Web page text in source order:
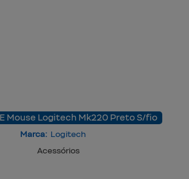
Mouse Logitech Mk220 Preto S/fio
Marca: Logitech
Acessórios